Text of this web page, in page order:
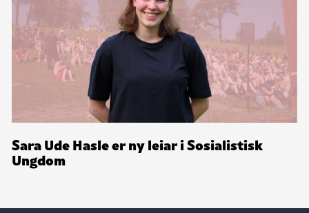
Sara Ude Hasle er ny leiar i Sosialistisk
Ungdom